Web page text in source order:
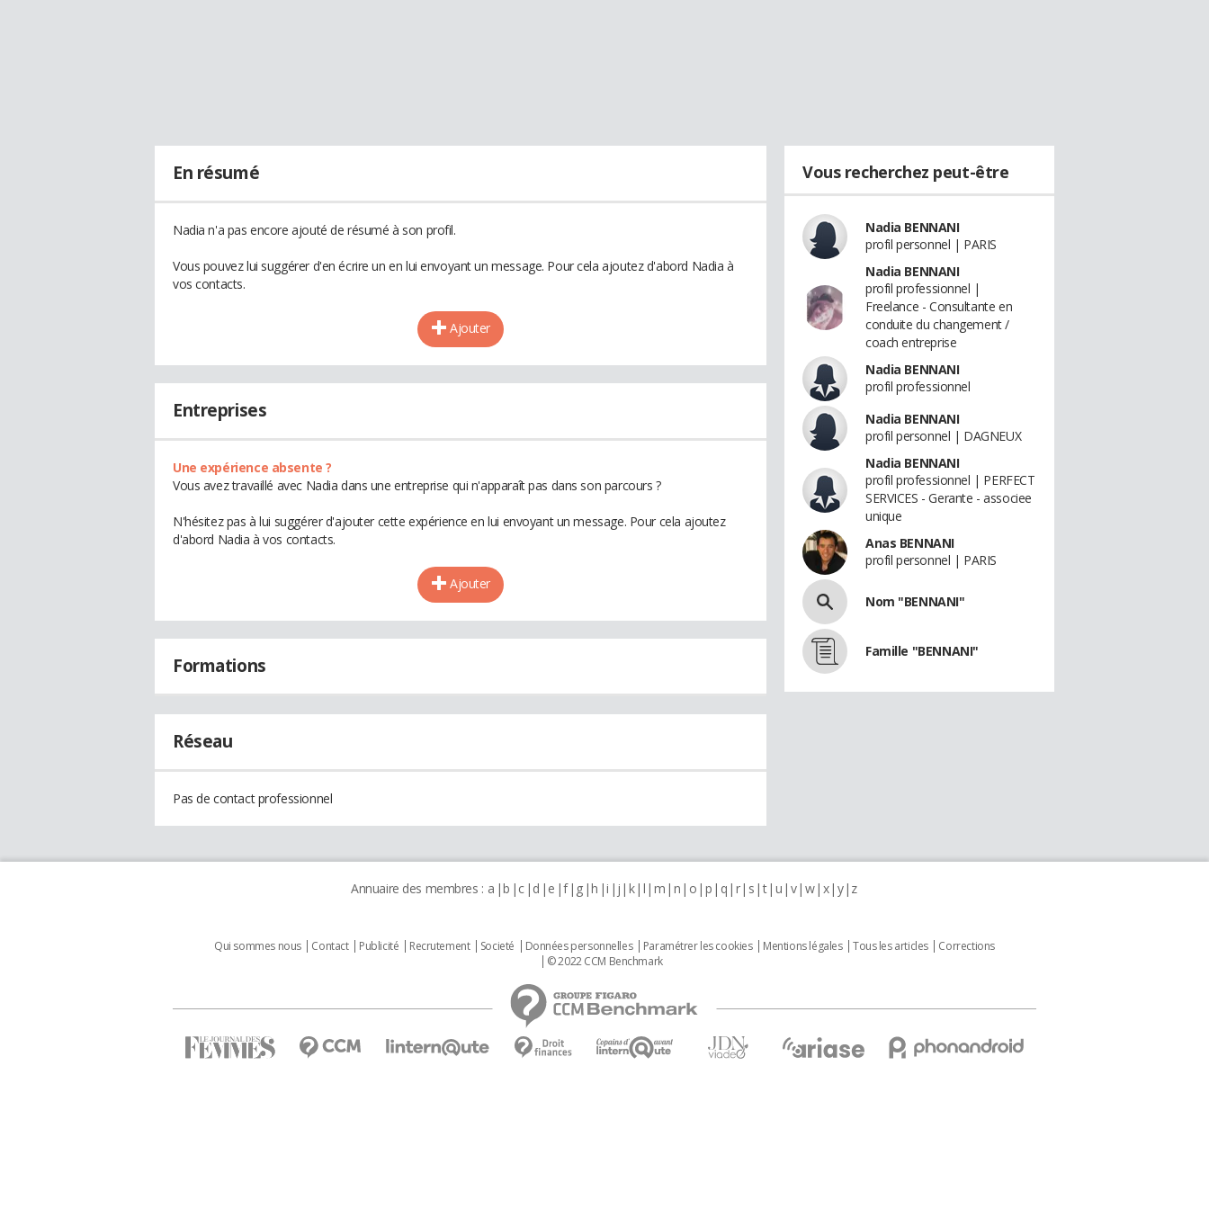
En résumé
Nadia n'a pas encore ajouté de résumé à son profil.
Vous pouvez lui suggérer d'en écrire un en lui envoyant un message. Pour cela ajoutez d'abord Nadia à
vos contacts.
Ajouter
Entreprises
Une expérience absente ?
Vous avez travaillé avec Nadia dans une entreprise qui n'apparaît pas dans son parcours ?
N'hésitez pas à lui suggérer d'ajouter cette expérience en lui envoyant un message. Pour cela ajoutez
d'abord Nadia à vos contacts.
Ajouter
Formations
Réseau
Pas de contact professionnel
Vous recherchez peut-être
Nadia BENNANI
profil personnel | PARIS
Nadia BENNANI
profil professionnel |
Freelance - Consultante en
conduite du changement /
coach entreprise
Nadia BENNANI
profil professionnel
Nadia BENNANI
profil personnel | DAGNEUX
Nadia BENNANI
profil professionnel | PERFECT
SERVICES - Gerante - associee
unique
Anas BENNANI
profil personnel | PARIS
Nom "BENNANI"
Famille "BENNANI"
Annuaire des membres : a b c d e f g h i j k l m n o p q r s t u v w x y z
Qui sommes nous Contact Publicité Recrutement Societé Données personnelles Paramétrer les cookies Mentions légales Tous les articles
Corrections
© 2022 CCM Benchmark